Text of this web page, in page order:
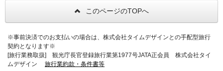
り込んだ囲炉裏会席です。
○特選和牛ミニステーキ
○囲炉裏会席
串焼、鍋物、刺身、煮物、デザート、他
このページのTOPへ
※事前決済でのお支払いの場合は、株式会社タイムデザインとの手配型旅行
契約となります※
[旅行業務取扱] 観光庁長官登録旅行業第1977号JATA正会員 株式会社タイ
ムデザイン 旅行業約款・条件書等